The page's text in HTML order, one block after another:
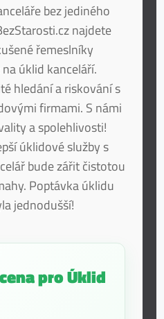
bez jediného
najdete
řemeslníky
úklid kanceláří.
hledání a riskování s
firmami. S námi
a spolehlivosti!
úklidové služby s
bude zářit čistotou
Poptávka úklidu
jednodušší!
pro Úklid